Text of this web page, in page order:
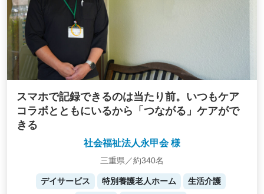
スマホで記録できるのは当たり前。いつもケア
コラボとともにいるから「つながる」ケアがで
きる
社会福祉法人永甲会 様
三重県／約340名
デイサービス 特別養護老人ホーム
生活介護